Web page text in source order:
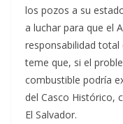
los pozos a su
a luchar para que el
responsabilidad total
teme que, si el
combustible podría
del Casco Histórico,
El Salvador.